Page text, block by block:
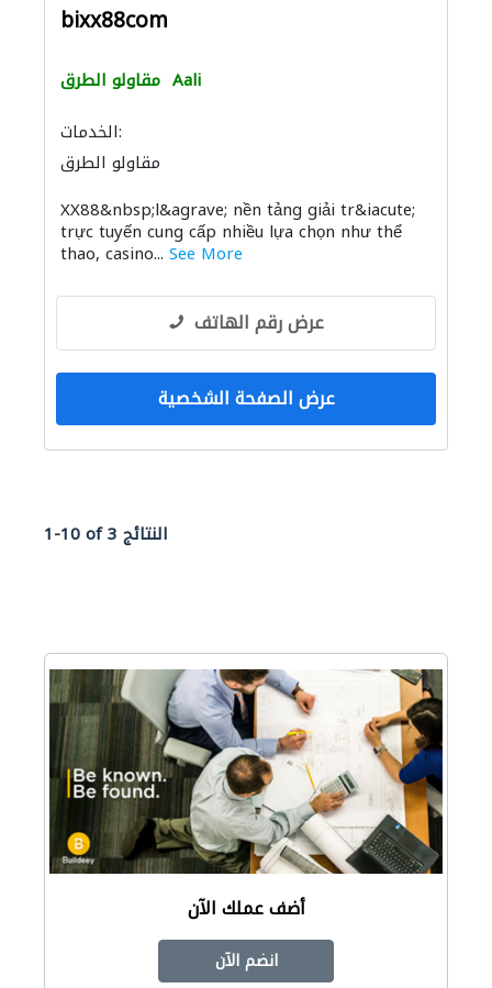
bixx88com
مقاولو الطرق Aali
الخدمات:
مقاولو الطرق
XX88&nbsp;l&agrave; nền tảng giải tr&iacute;
trực tuyến cung cấp nhiều lựa chọn như thể
thao, casino... See More
عرض رقم الهاتف
عرض الصفحة الشخصية
1-10 of 3 النتائج
أضف عملك الآن
انضم الآن